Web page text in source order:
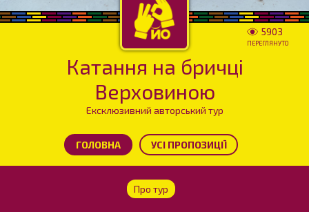
Катання на бричці
Верховиною
Ексклюзивний авторський тур
5903
ПЕРЕГЛЯНУТО
ГОЛОВНА УСІ ПРОПОЗИЦІЇ
Про тур